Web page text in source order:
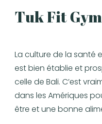
Tuk Fit Gym
La culture de la santé
est bien établie et
celle de Bali. C’est
dans les Amériques
être et une bonne